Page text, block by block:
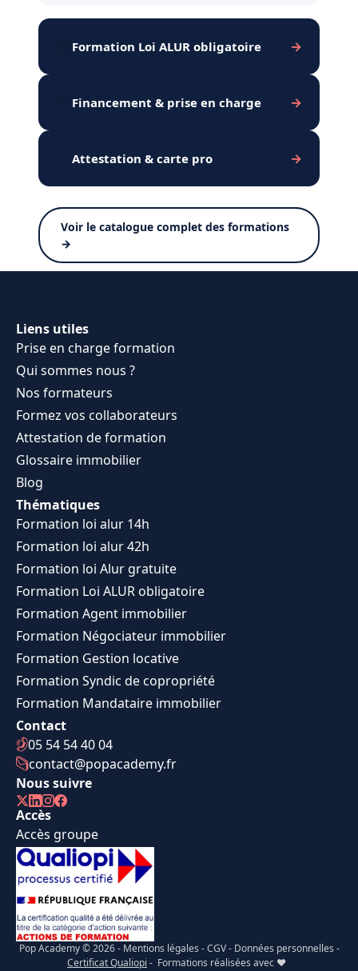
Formation Loi ALUR obligatoire →
Financement & prise en charge →
Attestation & carte pro →
Voir le catalogue complet des formations
→
Liens utiles
Prise en charge formation
Qui sommes nous ?
Nos formateurs
Formez vos collaborateurs
Attestation de formation
Glossaire immobilier
Blog
Thématiques
Formation loi alur 14h
Formation loi alur 42h
Formation loi Alur gratuite
Formation Loi ALUR obligatoire
Formation Agent immobilier
Formation Négociateur immobilier
Formation Gestion locative
Formation Syndic de copropriété
Formation Mandataire immobilier
Contact
05 54 54 40 04
contact@popacademy.fr
Nous suivre
Accès
Accès groupe
Pop Academy © 2026 - Mentions légales -CGV- Données personnelles -
Certificat Qualiopi - Formations réalisées avec ❤️